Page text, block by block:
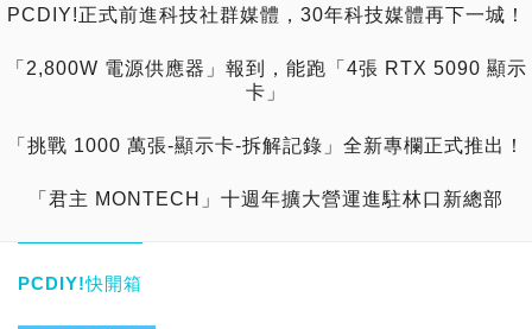
PCDIY!正式前進科技社群媒體，30年科技媒體再下一城！
「2,800W 電源供應器」報到，能跑「4張 RTX 5090 顯示
卡」
「挑戰 1000 萬張-顯示卡-拆解記錄」全新專欄正式推出！
「君主 MONTECH」十週年擴大營運進駐林口新總部
PCDIY!快開箱